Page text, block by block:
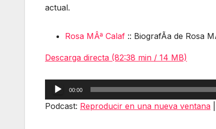
actual.
Rosa MÂª Calaf :: BiografÃ­a de Rosa
Descarga directa (82:38 min / 14 MB)
Reproductor
de
00:00
Podcast: Reproducir en una nueva ventana